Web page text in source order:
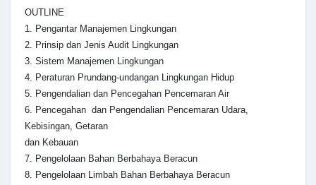
OUTLINE
1. Pengantar Manajemen Lingkungan
2. Prinsip dan Jenis Audit Lingkungan
3. Sistem Manajemen Lingkungan
4. Peraturan Prundang-undangan Lingkungan Hidup
5. Pengendalian dan Pencegahan Pencemaran Air
6. Pencegahan dan Pengendalian Pencemaran Udara,
Kebisingan, Getaran
dan Kebauan
7. Pengelolaan Bahan Berbahaya Beracun
8. Pengelolaan Limbah Bahan Berbahaya Beracun